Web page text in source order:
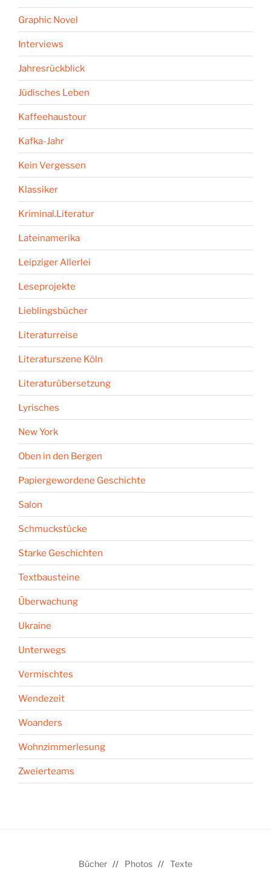
Graphic Novel
Interviews
Jahresrückblick
Jüdisches Leben
Kaffeehaustour
Kafka-Jahr
Kein Vergessen
Klassiker
Kriminal.Literatur
Lateinamerika
Leipziger Allerlei
Leseprojekte
Lieblingsbücher
Literaturreise
Literaturszene Köln
Literaturübersetzung
Lyrisches
New York
Oben in den Bergen
Papiergewordene Geschichte
Salon
Schmuckstücke
Starke Geschichten
Textbausteine
Überwachung
Ukraine
Unterwegs
Vermischtes
Wendezeit
Woanders
Wohnzimmerlesung
Zweierteams
Bücher Photos Texte